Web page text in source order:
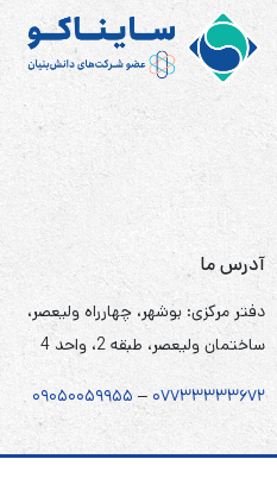
آدرس ما
دفتر مرکزی: بوشهر، چهارراه ولیعصر،
ساختمان ولیعصر، طبقه 2، واحد 4
۰۷۷۳۳۳۳۳۶۷۲ – ۰۹۰۵۰۰۵۹۹۵۵